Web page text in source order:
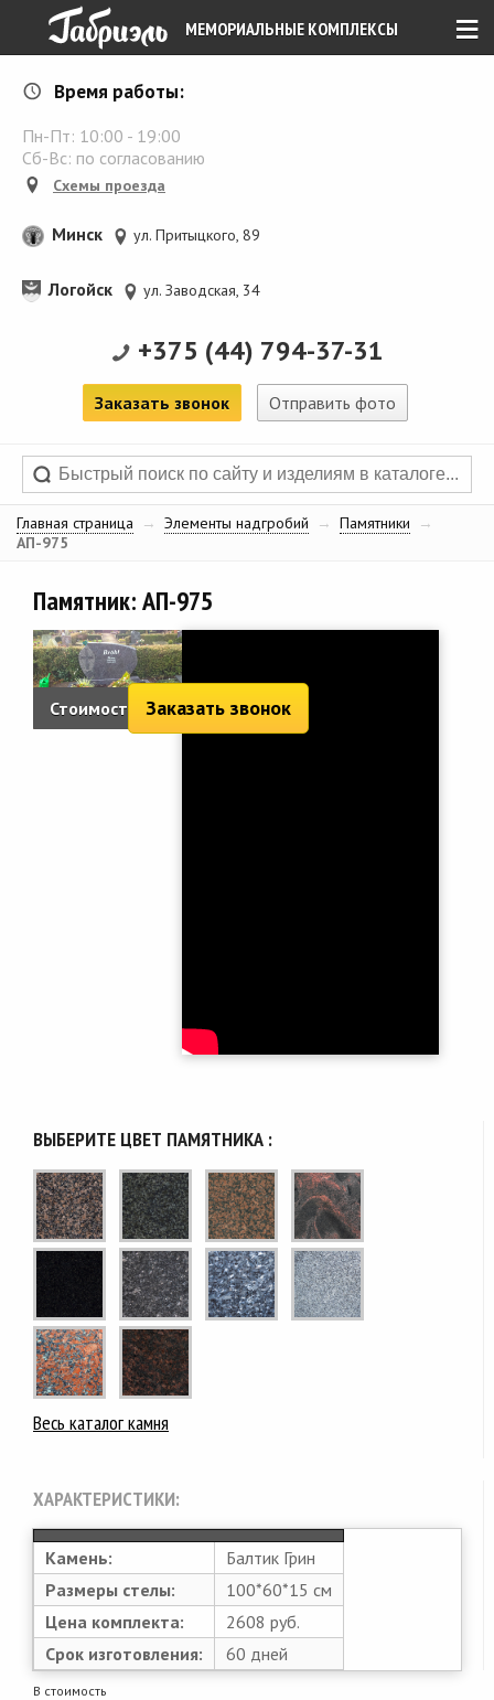
≡
МЕМОРИАЛЬНЫЕ КОМПЛЕКСЫ
Время работы:
Пн-Пт: 10:00 - 19:00
Сб-Вс: по согласованию
Схемы проезда
Минск ул. Притыцкого, 89
Логойск ул. Заводская, 34
+375 (44) 794-37-31
Заказать звонок Отправить фото
Главная страница → Элементы надгробий → Памятники
→
АП-975
Памятник: АП-975
Стоимость: Заказать звонок
ВЫБЕРИТЕ ЦВЕТ ПАМЯТНИКА :
Весь каталог камня
ХАРАКТЕРИСТИКИ:
Камень:
Балтик Грин
Размеры стелы:
100*60*15 см
Цена комплекта:
2608 руб.
Срок изготовления:
60 дней
В стоимость